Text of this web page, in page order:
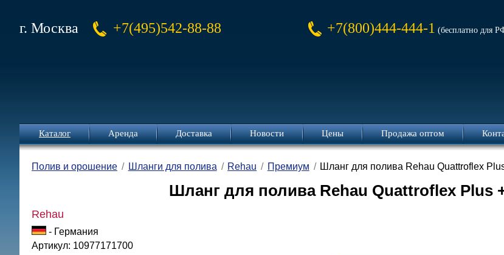
г. Москва +7(495)542-88-88 +7(800)444-444-1 (бесплатно для
Каталог Аренда Доставка Новости Цены Продажа оптом
Полив и орошение Шланги для полива Rehau Премиум Шланг для полива Rehau Quattroflex
Шланг для полива Rehau Quattroflex Plus
Rehau
- Германия
Артикул: 10977171700